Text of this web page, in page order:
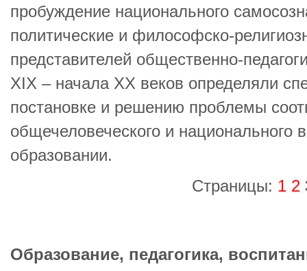
пробуждение национального
политические и философско-
представителей общественно-
XIX – начала XX веков определяли
постановке и решению проблемы
общечеловеческого и национального
образовании.
Страницы: 1 2
Образование, педагогика,